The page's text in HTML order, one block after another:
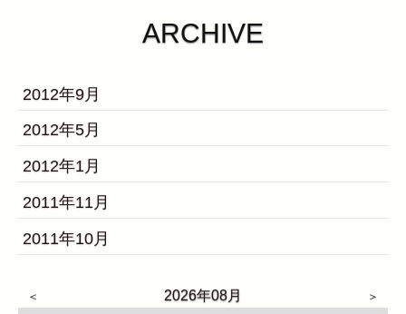
ARCHIVE
2012年9月
2012年5月
2012年1月
2011年11月
2011年10月
2026年08月